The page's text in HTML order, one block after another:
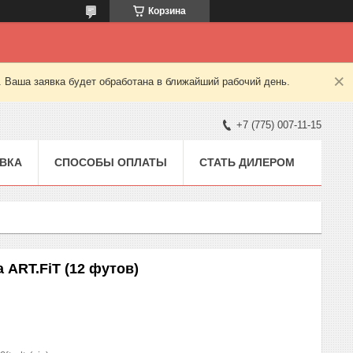
Корзина
заявка будет обработана в ближайший рабочий день.
+7 (775) 007-11-15
СПОСОБЫ ОПЛАТЫ СТАТЬ ДИЛЕРОМ
(12 футов)